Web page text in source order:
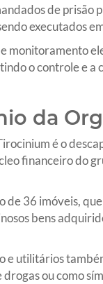
de
executados
monitoramento
o controle e
da
é o
financeiro do
de 36 imóveis,
bens
e utilitários
ou como